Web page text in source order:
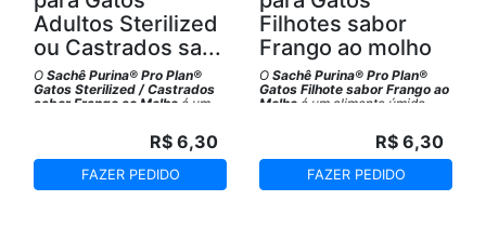
Adultos Sterilized
ou Castrados sa...
O Sachê Purina® Pro Plan®
Gatos Sterilized / Castrados
sabor Frango ao Molho é um
completo e balanceado para
gatos adultos (acima de 1
ano)de todos os portes
desenvolvida com a mais alta
tecnologia para entregar sabor
R$ 6,30
FAZER PEDIDO
Filhotes sabor
Frango ao molho
O Sachê Purina® Pro Plan®
Gatos Filhote sabor Frango ao
Molho é um alimento úmido
balanceado para gatos de
todos os portes desenvolvida
com a mais alta tecnologia para
entregar sabor e a melhor
nutrição.
R$ 6,30
FAZER PEDIDO